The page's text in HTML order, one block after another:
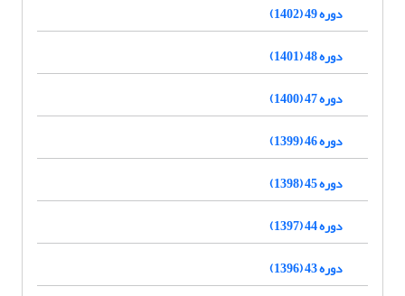
دوره 49 (1402)
دوره 48 (1401)
دوره 47 (1400)
دوره 46 (1399)
دوره 45 (1398)
دوره 44 (1397)
دوره 43 (1396)